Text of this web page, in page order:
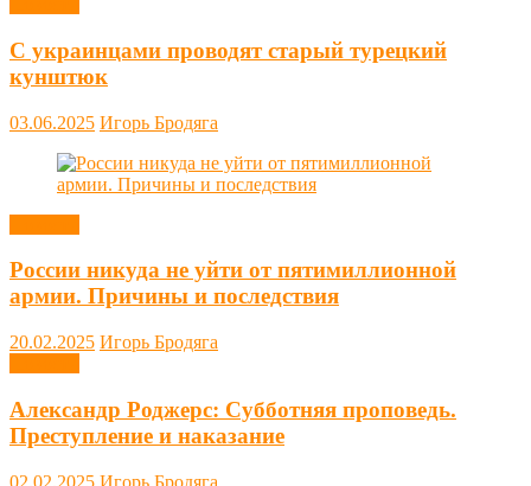
С украинцами проводят старый турецкий
кунштюк
03.06.2025 Игорь Бродяга
России никуда не уйти от пятимиллионной
армии. Причины и последствия
20.02.2025 Игорь Бродяга
Александр Роджерс: Субботняя проповедь.
Преступление и наказание
02.02.2025 Игорь Бродяга